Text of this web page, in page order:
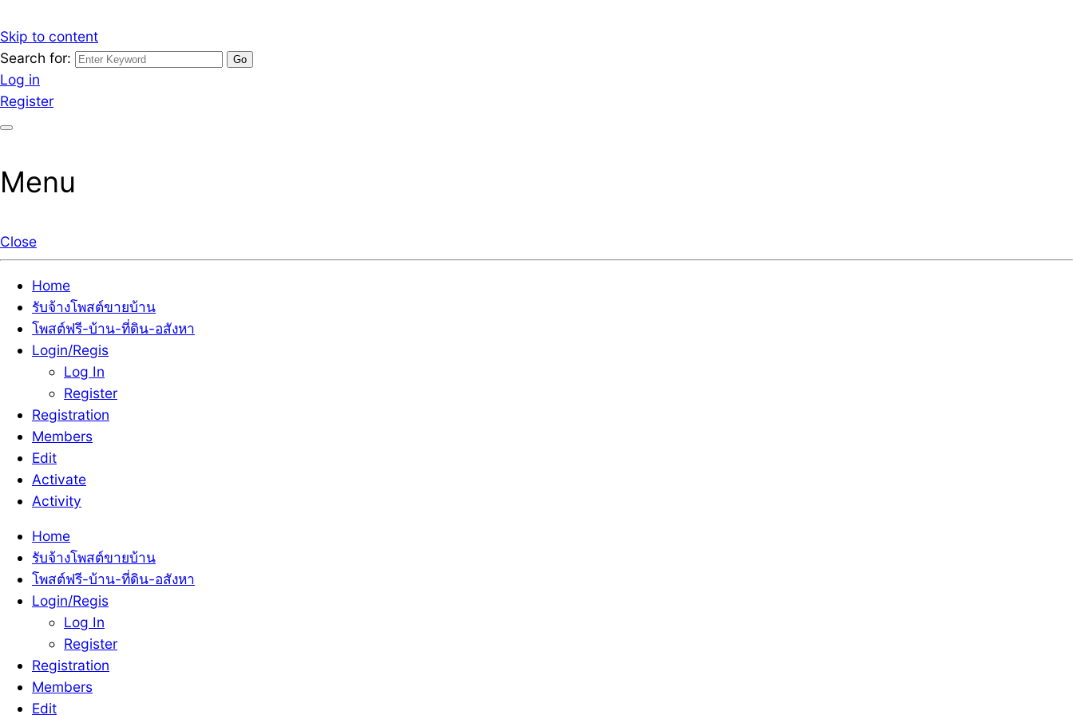
Skip to content
รับจ้างโพสต์ขายบ้านราคาถูก รับโพสต์ลงเว็บขายบ้าน ที่ดิน อสังหา โพสต์คุณภาพ ราคาคุ้มค่า แตกต่างกว่า
เว็บไซต์ รับจ้างโพสต์ขายบ้านราคาถูก อสังหา ทีดิน โพสต์ลงเว็บขายบ้าน รับโพสต์ที่ดิน อสังหา เน้นผลงาน รับรองคุณภาพ ติดกูเกิ้ลหน้าแรกทุกโพสต์ได้จริง ที่เดียวในไทย
Search for:
Log in
Register
Menu
Close
Home
รับจ้างโพสต์ขายบ้าน
โพสต์ฟรี-บ้าน-ที่ดิน-อสังหา
Login/Regis
Log In
Register
Registration
Members
Edit
Activate
Activity
Home
รับจ้างโพสต์ขายบ้าน
โพสต์ฟรี-บ้าน-ที่ดิน-อสังหา
Login/Regis
Log In
Register
Registration
Members
Edit